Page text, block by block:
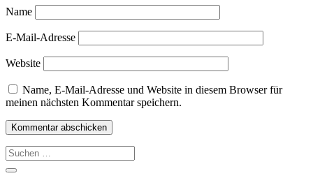
Name
E-Mail-Adresse
Website
Name, E-Mail-Adresse und Website in diesem Browser für
meinen nächsten Kommentar speichern.
Suche
nach: